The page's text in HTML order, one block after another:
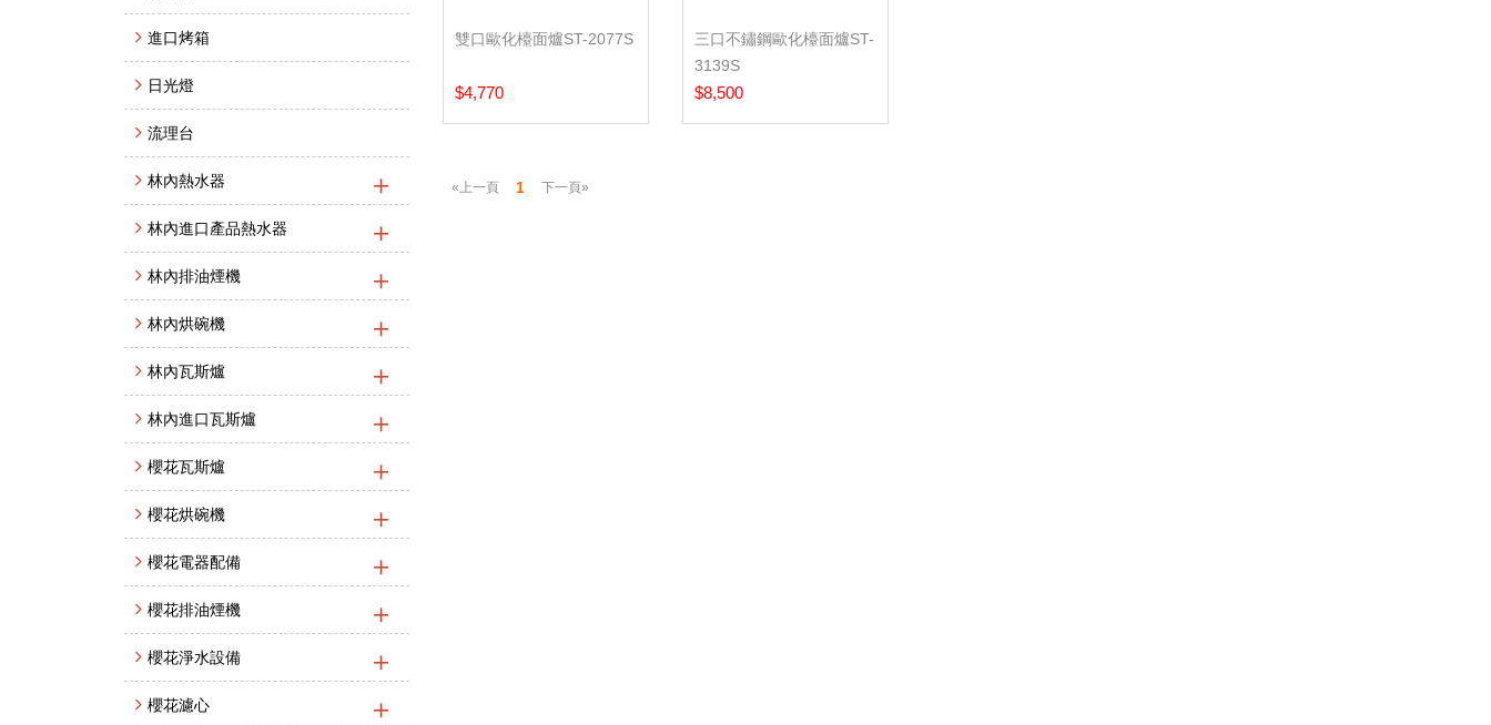
進口烤箱
日光燈
流理台
林內熱水器
林內進口產品熱水器
林內排油煙機
林內烘碗機
林內瓦斯爐
林內進口瓦斯爐
櫻花瓦斯爐
櫻花烘碗機
櫻花電器配備
櫻花排油煙機
櫻花淨水設備
櫻花濾心
雙口歐化檯面爐ST-2077S
$4,770
三口不鏽鋼歐化檯面爐ST-
3139S
$8,500
«上一頁 1 下一頁»